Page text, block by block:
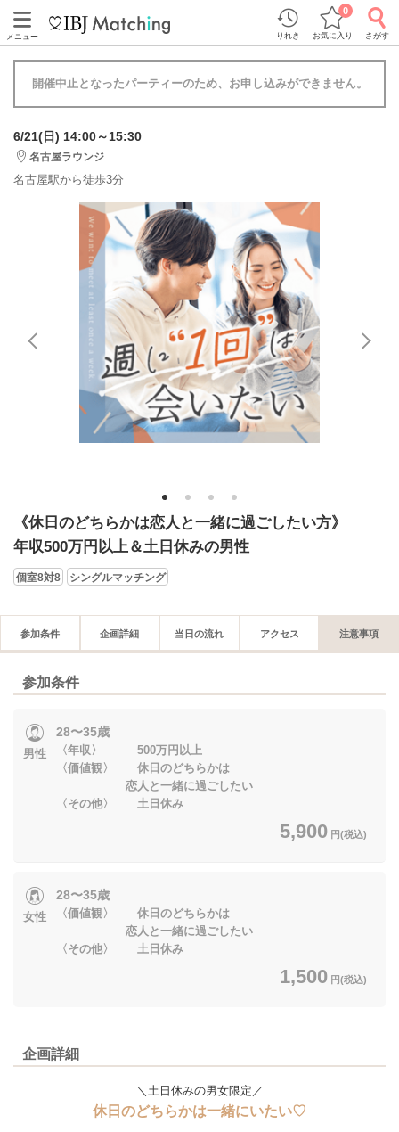
メニュー りれき お気に入り
0
さがす
開催中止となったパーティーのため、お申し込みができません。
6/21(日) 14:00～15:30
名古屋ラウンジ
名古屋駅から徒歩3分
1 2 3 4
《休日のどちらかは恋人と一緒に過ごしたい方》
年収500万円以上＆土日休みの男性
個室8対8 シングルマッチング
参加条件 企画詳細 当日の流れ アクセス 注意事項
参加条件
男性
28〜35歳
〈年収〉 500万円以上
〈価値観〉 休日のどちらかは
恋人と一緒に過ごしたい
〈その他〉 土日休み
5,900 円(税込)
女性
28〜35歳
〈価値観〉 休日のどちらかは
恋人と一緒に過ごしたい
〈その他〉 土日休み
1,500 円(税込)
企画詳細
＼土日休みの男女限定／
休日のどちらかは一緒にいたい♡